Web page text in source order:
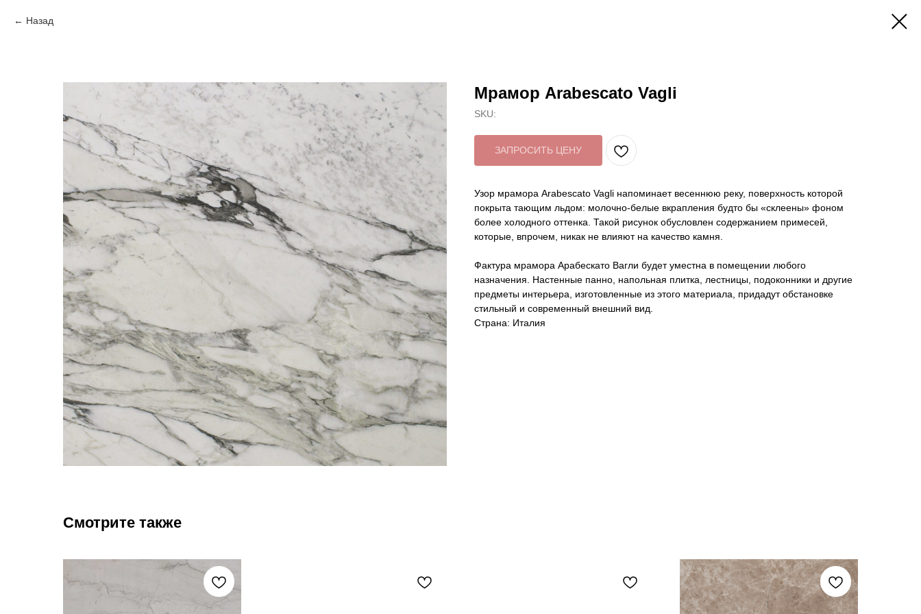
Назад
Мрамор Arabescato Vagli
SKU:
ЗАПРОСИТЬ ЦЕНУ
Узор мрамора Arabescato Vagli напоминает весеннюю реку, поверхность которой
покрыта тающим льдом: молочно-белые вкрапления будто бы «склеены» фоном
более холодного оттенка. Такой рисунок обусловлен содержанием примесей,
которые, впрочем, никак не влияют на качество камня.
Фактура мрамора Арабескато Вагли будет уместна в помещении любого
назначения. Настенные панно, напольная плитка, лестницы, подоконники и другие
предметы интерьера, изготовленные из этого материала, придадут обстановке
стильный и современный внешний вид.
Страна: Италия
Смотрите также